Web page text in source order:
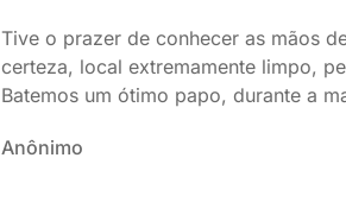
Tive o prazer de conhecer as mãos
certeza, local extremamente limpo,
Batemos um ótimo papo, durante a
Anônimo